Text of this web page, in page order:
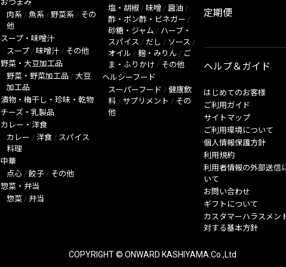
おつまみ
肉系 / 魚系 / 野菜系 / その
他
スープ・味噌汁
スープ / 味噌汁 / その他
野菜・大豆加工品
野菜・野菜加工品 / 大豆
加工品
漬物・梅干し・珍味・乾物
チーズ・乳製品
カレー・洋食
カレー / 洋食 / スパイス
料理
中華
点心 / 餃子 / その他
惣菜・弁当
惣菜 / 弁当
塩・胡椒 / 味噌 / 醤油 /
酢・ポン酢・ビネガー /
砂糖・ジャム / ハーブ・
スパイス / だし / ソース /
オイル / 麹・みりん / ご
ま・ふりかけ / その他
ヘルシーフード
スーパーフード / 健康飲
料 / サプリメント / その
他
定期便
ヘルプ＆ガイド
はじめてのお客様
ご利用ガイド
サイトマップ
ご利用環境について
個人情報保護方針
利用規約
利用者情報の外部送信
いて
お問い合わせ
ギフトについて
カスタマーハラスメン
対する基本方針
COPYRIGHT © ONWARD KASHIYAMA.Co.,Ltd